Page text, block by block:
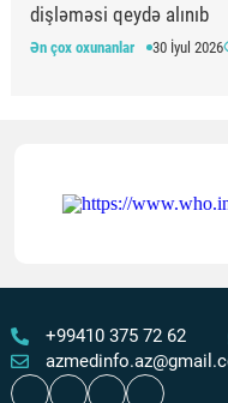
dişləməsi qeydə alınıb
Ən çox oxunanlar 30 İyul 2026
Ən çox oxunanlar 31 İyul 2026
Döş xərçənginin
+99410 375 72 62